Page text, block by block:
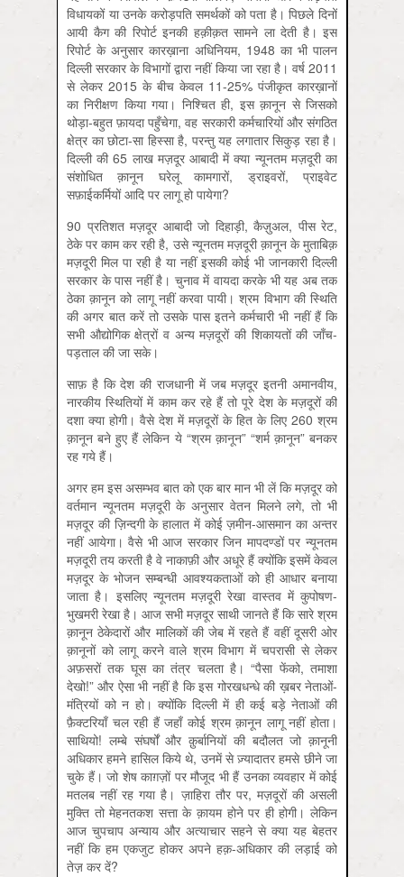
विधायकों या उनके करोड़पति समर्थकों को पता है। पिछले दिनों
आयी कैग की रिपोर्ट इनकी हक़ीक़त सामने ला देती है। इस
रिपोर्ट के अनुसार कारख़ाना अधिनियम, 1948 का भी पालन
दिल्ली सरकार के विभागों द्वारा नहीं किया जा रहा है। वर्ष 2011
से लेकर 2015 के बीच केवल 11-25% पंजीकृत कारख़ानों
का निरीक्षण किया गया। निश्चित ही, इस क़ानून से जिसको
थोड़ा-बहुत फ़ायदा पहुँचेगा, वह सरकारी कर्मचारियों और संगठित
क्षेत्र का छोटा-सा हिस्सा है, परन्तु यह लगातार सिकुड़ रहा है।
दिल्ली की 65 लाख मज़दूर आबादी में क्या न्यूनतम मज़दूरी का
संशोधित क़ानून घरेलू कामगारों, ड्राइवरों, प्राइवेट
सफ़ाईकर्मियों आदि पर लागू हो पायेगा?
90 प्रतिशत मज़दूर आबादी जो दिहाड़ी, कैज़ुअल, पीस रेट,
ठेके पर काम कर रही है, उसे न्यूनतम मज़दूरी क़ानून के मुताबिक़
मज़दूरी मिल पा रही है या नहीं इसकी कोई भी जानकारी दिल्ली
सरकार के पास नहीं है। चुनाव में वायदा करके भी यह अब तक
ठेका क़ानून को लागू नहीं करवा पायी। श्रम विभाग की स्थिति
की अगर बात करें तो उसके पास इतने कर्मचारी भी नहीं हैं कि
सभी औद्योगिक क्षेत्रों व अन्य मज़दूरों की शिकायतों की जाँच-
पड़ताल की जा सके।
साफ़ है कि देश की राजधानी में जब मज़दूर इतनी अमानवीय,
नारकीय स्थितियों में काम कर रहे हैं तो पूरे देश के मज़दूरों की
दशा क्या होगी। वैसे देश में मज़दूरों के हित के लिए 260 श्रम
क़ानून बने हुए हैं लेकिन ये “श्रम क़ानून” “शर्म क़ानून” बनकर
रह गये हैं।
अगर हम इस असम्भव बात को एक बार मान भी लें कि मज़दूर को
वर्तमान न्यूनतम मज़दूरी के अनुसार वेतन मिलने लगे, तो भी
मज़दूर की ज़िन्दगी के हालात में कोई ज़मीन-आसमान का अन्तर
नहीं आयेगा। वैसे भी आज सरकार जिन मापदण्डों पर न्यूनतम
मज़दूरी तय करती है वे नाकाफ़ी और अधूरे हैं क्योंकि इसमें केवल
मज़दूर के भोजन सम्बन्धी आवश्यकताओं को ही आधार बनाया
जाता है। इसलिए न्यूनतम मज़दूरी रेखा वास्तव में कुपोषण-
भुखमरी रेखा है। आज सभी मज़दूर साथी जानते हैं कि सारे श्रम
क़ानून ठेकेदारों और मालिकों की जेब में रहते हैं वहीं दूसरी ओर
क़ानूनों को लागू करने वाले श्रम विभाग में चपरासी से लेकर
अफ़सरों तक घूस का तंत्र चलता है। “पैसा फेंको, तमाशा
देखो!” और ऐसा भी नहीं है कि इस गोरखधन्धे की ख़बर नेताओं-
मंत्रियों को न हो। क्योंकि दिल्ली में ही कई बड़े नेताओं की
फ़ैक्टरियाँ चल रही हैं जहाँ कोई श्रम क़ानून लागू नहीं होता।
साथियो! लम्बे संघर्षों और क़ुर्बानियों की बदौलत जो क़ानूनी
अधिकार हमने हासिल किये थे, उनमें से ज़्यादातर हमसे छीने जा
चुके हैं। जो शेष काग़ज़ों पर मौजूद भी हैं उनका व्यवहार में कोई
मतलब नहीं रह गया है। ज़ाहिरा तौर पर, मज़दूरों की असली
मुक्ति तो मेहनतकश सत्ता के क़ायम होने पर ही होगी। लेकिन
आज चुपचाप अन्याय और अत्याचार सहने से क्या यह बेहतर
नहीं कि हम एकजुट होकर अपने हक़-अधिकार की लड़ाई को
तेज़ कर दें?